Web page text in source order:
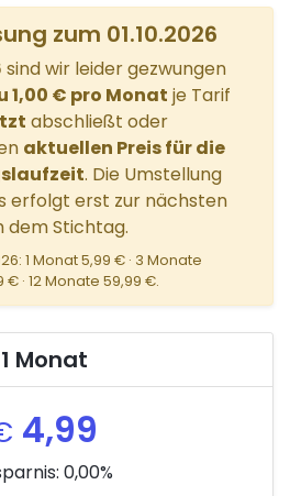
zum 01.10.2026
sind wir leider gezwungen
1,00 € pro Monat je Tarif
abschließt oder
aktuellen Preis für die
. Die Umstellung
erfolgt erst zur nächsten
dem Stichtag.
1 Monat 5,99 € · 3 Monate
€ · 12 Monate 59,99 €.
1 Monat
4,99
0,00%